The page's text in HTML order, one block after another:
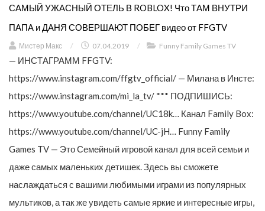
САМЫЙ УЖАСНЫЙ ОТЕЛЬ В ROBLOX! Что ТАМ ВНУТРИ
ПАПА и ДАНЯ СОВЕРШАЮТ ПОБЕГ видео от FFGTV
Мистер Макс / 07.04.2019 / Funny Family Games TV
— ИНСТАГРАММ FFGTV:
https://www.instagram.com/ffgtv_official/ — Милана в Инсте:
https://www.instagram.com/mi_la_tv/ *** ПОДПИШИСЬ:
https://www.youtube.com/channel/UC18k… Канал Family Box:
https://www.youtube.com/channel/UC-jH… Funny Family
Games TV — Это Семейный игровой канал для всей семьи и
даже самых маленьких детишек. Здесь вы сможете
наслаждаться с вашими любимыми играми из популярных
мультиков, а так же увидеть самые яркие и интересные игры,